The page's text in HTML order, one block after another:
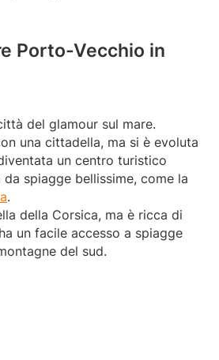
Porto-Vecchio in
del glamour sul mare.
una cittadella, ma si è evoluta
un centro turistico
spiagge bellissime, come la
.
della Corsica, ma è ricca di
un facile accesso a spiagge
del sud.